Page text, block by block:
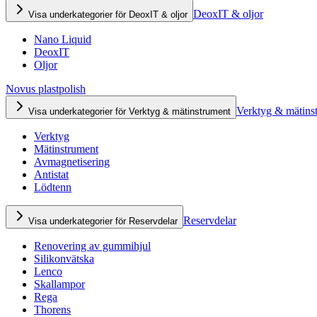
Visa underkategorier för DeoxIT & oljor DeoxIT & oljor
Nano Liquid
DeoxIT
Oljor
Novus plastpolish
Visa underkategorier för Verktyg & mätinstrument Verktyg &
Verktyg
Mätinstrument
Avmagnetisering
Antistat
Lödtenn
Visa underkategorier för Reservdelar Reservdelar
Renovering av gummihjul
Silikonvätska
Lenco
Skallampor
Rega
Thorens